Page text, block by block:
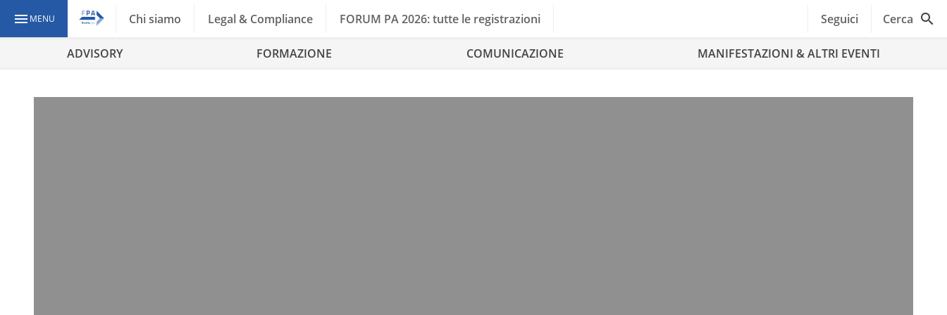
MENU Chi siamo Legal & Compliance FORUM PA 2026: tutte le registrazioni Seguici Cerca
ADVISORY FORMAZIONE COMUNICAZIONE MANIFESTAZIONI & ALTRI EVENTI